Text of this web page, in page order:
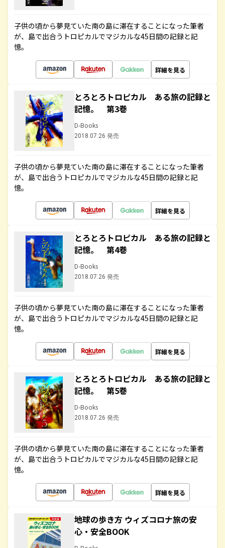
子供の頃から夢見ていた南の島に滞在することになった筆者
が、島で出合うトロピカルでマジカルな45日間の記録と記
憶。
詳細を見る
とろとろトロピカル ある旅の記録と
記憶。 第3巻
D-Books
2018.07.26 発売
子供の頃から夢見ていた南の島に滞在することになった筆者
が、島で出合うトロピカルでマジカルな45日間の記録と記
憶。
詳細を見る
とろとろトロピカル ある旅の記録と
記憶。 第4巻
D-Books
2018.07.26 発売
子供の頃から夢見ていた南の島に滞在することになった筆者
が、島で出合うトロピカルでマジカルな45日間の記録と記
憶。
詳細を見る
とろとろトロピカル ある旅の記録と
記憶。 第5巻
D-Books
2018.07.26 発売
子供の頃から夢見ていた南の島に滞在することになった筆者
が、島で出合うトロピカルでマジカルな45日間の記録と記
憶。
詳細を見る
地球の歩き方 ウィズコロナ旅の安
心・安全BOOK